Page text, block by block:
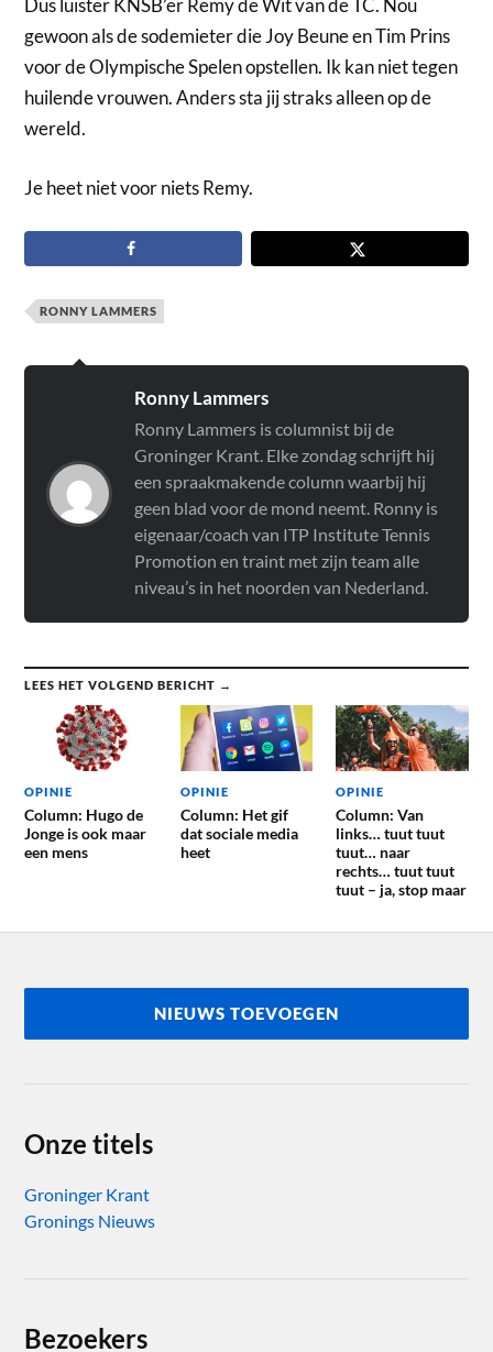
Dus luister KNSB’er Remy de Wit van de TC. Nou
gewoon als de sodemieter die Joy Beune en Tim Prins
voor de Olympische Spelen opstellen. Ik kan niet tegen
huilende vrouwen. Anders sta jij straks alleen op de
wereld.
Je heet niet voor niets Remy.
RONNY LAMMERS
Ronny Lammers
Ronny Lammers is columnist bij de
Groninger Krant. Elke zondag schrijft hij
een spraakmakende column waarbij hij
geen blad voor de mond neemt. Ronny is
eigenaar/coach van ITP Institute Tennis
Promotion en traint met zijn team alle
niveau’s in het noorden van Nederland.
LEES HET VOLGEND BERICHT →
OPINIE
Column: Hugo de
Jonge is ook maar
een mens
OPINIE
Column: Het gif
dat sociale media
heet
OPINIE
Column: Van
links… tuut tuut
tuut… naar
rechts… tuut tuut
tuut – ja, stop maar
NIEUWS TOEVOEGEN
Onze titels
Groninger Krant
Gronings Nieuws
Bezoekers